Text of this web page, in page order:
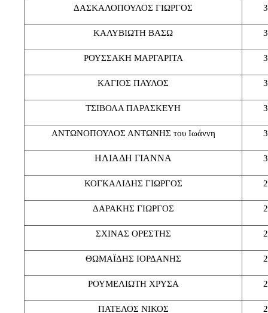
ΔΑΣΚΑΛΟΠΟΥΛΟΣ ΓΙΩΡΓΟΣ
ΚΑΛΥΒΙΩΤΗ ΒΑΣΩ
ΡΟΥΣΣΑΚΗ ΜΑΡΓΑΡΙΤΑ
ΚΑΓΙΟΣ ΠΑΥΛΟΣ
ΤΣΙΒΟΛΑ ΠΑΡΑΣΚΕΥΗ
ΑΝΤΩΝΟΠΟΥΛΟΣ ΑΝΤΩΝΗΣ του Ιωάννη
ΗΛΙΑΔΗ ΓΙΑΝΝΑ
ΚΟΓΚΑΛΙΔΗΣ ΓΙΩΡΓΟΣ
ΔΑΡΑΚΗΣ ΓΙΩΡΓΟΣ
ΣΧΙΝΑΣ ΟΡΕΣΤΗΣ
ΘΩΜΑΪΔΗΣ ΙΟΡΔΑΝΗΣ
ΡΟΥΜΕΛΙΩΤΗ ΧΡΥΣΑ
ΠΑΤΕΛΟΣ ΝΙΚΟΣ